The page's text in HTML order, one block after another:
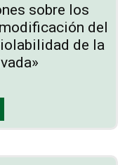
sobre los
del
de la